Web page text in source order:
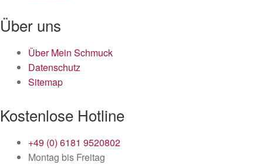
Über uns
Über Mein Schmuck
Datenschutz
Sitemap
Kostenlose Hotline
+49 (0) 6181 9520802
Montag bis Freitag